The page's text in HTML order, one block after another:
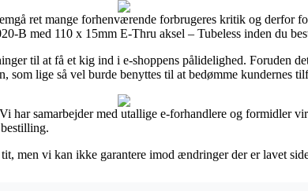
ret mange forhenværende forbrugeres kritik og derfor
B med 110 x 15mm E-Thru aksel – Tubeless inden du
til at få et kig ind i e-shoppens pålidelighed. Foruden
som lige så vel burde benyttes til at bedømme kundernes
har samarbejder med utallige e-forhandlere og formidler
men vi kan ikke garantere imod ændringer der er lavet